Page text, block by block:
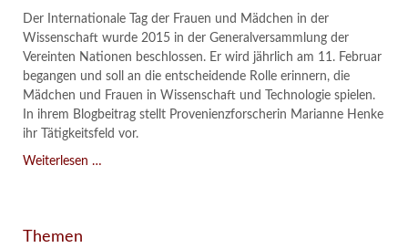
Der Internationale Tag der Frauen und Mädchen in der
Wissenschaft wurde 2015 in der Generalversammlung der
Vereinten Nationen beschlossen. Er wird jährlich am 11. Februar
begangen und soll an die entscheidende Rolle erinnern, die
Mädchen und Frauen in Wissenschaft und Technologie spielen.
In ihrem Blogbeitrag stellt Provenienzforscherin Marianne Henke
ihr Tätigkeitsfeld vor.
Weiterlesen …
Themen